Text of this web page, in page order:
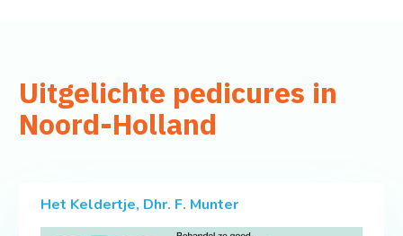
Uitgelichte pedicures in
Noord-Holland
Het Keldertje, Dhr. F. Munter